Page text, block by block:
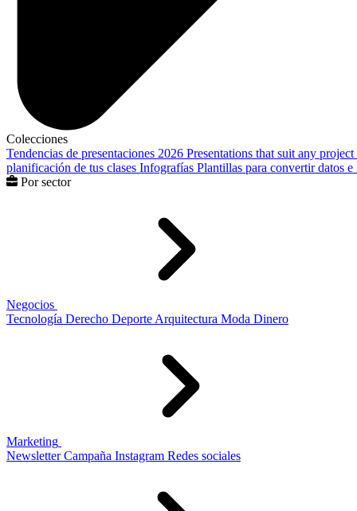
Colecciones
Tendencias de presentaciones 2026 Presentations that suit any project
planificación de tus clases Infografías Plantillas para convertir datos
Por sector
Negocios
Tecnología Derecho Deporte Arquitectura Moda Dinero
Marketing
Newsletter Campaña Instagram Redes sociales